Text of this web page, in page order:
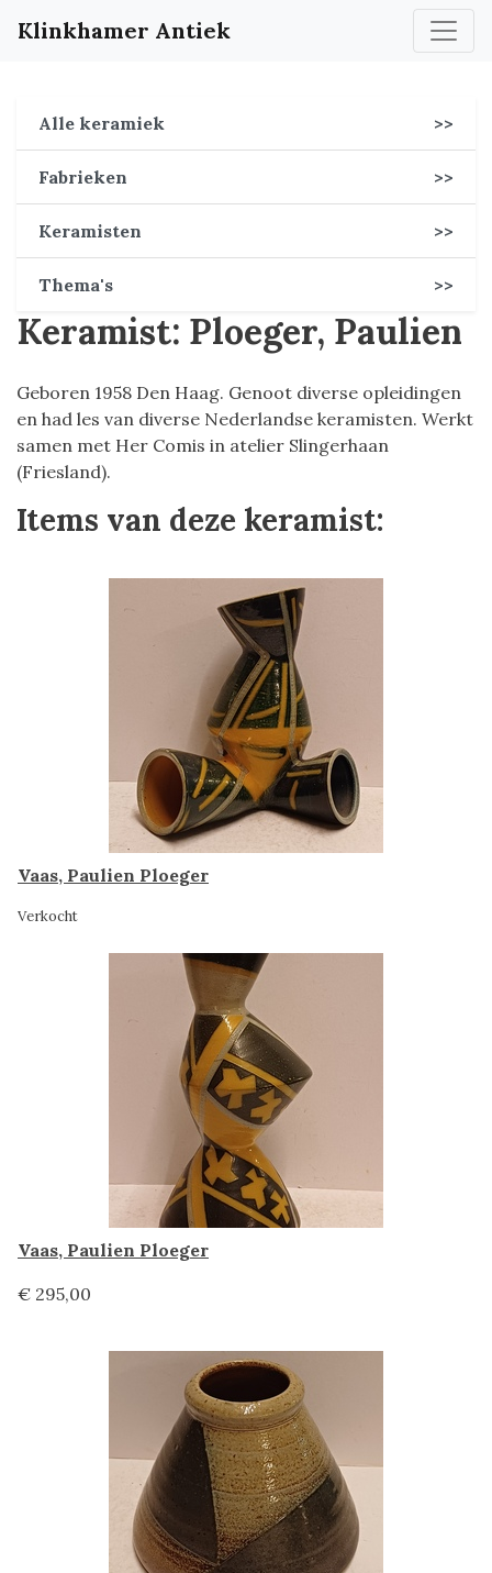
Klinkhamer Antiek
Alle keramiek >>
Fabrieken >>
Keramisten >>
Thema's >>
Keramist: Ploeger, Paulien
Geboren 1958 Den Haag. Genoot diverse opleidingen
en had les van diverse Nederlandse keramisten. Werkt
samen met Her Comis in atelier Slingerhaan
(Friesland).
Items van deze keramist:
Vaas, Paulien Ploeger
Verkocht
Vaas, Paulien Ploeger
€ 295,00